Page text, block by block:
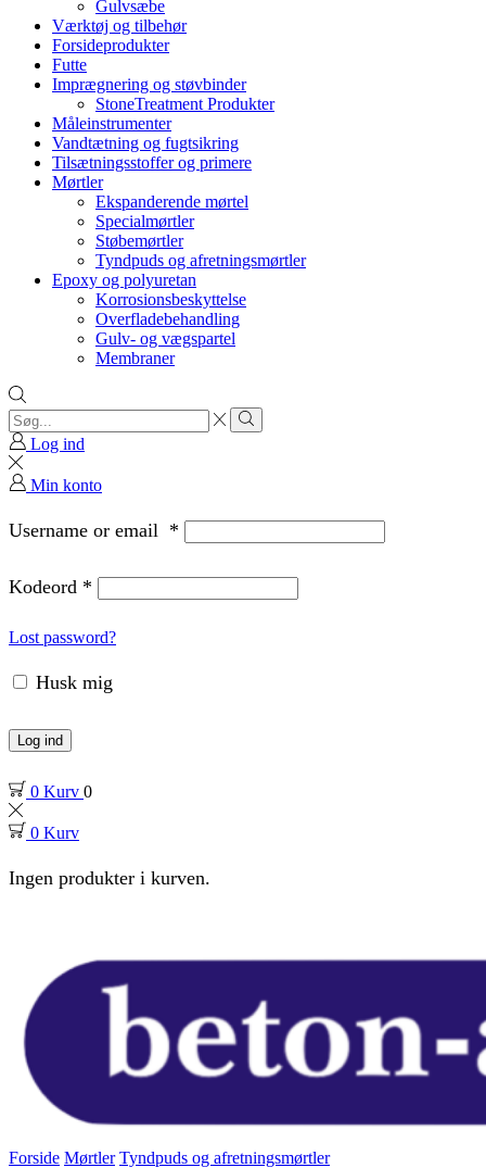
Gulvsæbe
Værktøj og tilbehør
Forsideprodukter
Futte
Imprægnering og støvbinder
StoneTreatment Produkter
Måleinstrumenter
Vandtætning og fugtsikring
Tilsætningsstoffer og primere
Mørtler
Ekspanderende mørtel
Specialmørtler
Støbemørtler
Tyndpuds og afretningsmørtler
Epoxy og polyuretan
Korrosionsbeskyttelse
Overfladebehandling
Gulv- og vægspartel
Membraner
Search
input
Search
Log ind
Min konto
Username or email *
Kodeord *
Lost password?
Husk mig
Log ind
0 Kurv 0
0 Kurv
Ingen produkter i kurven.
Forside Mørtler Tyndpuds og afretningsmørtler